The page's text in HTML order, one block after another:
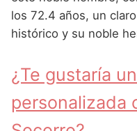
Nombres de
Nombres de
Nombres de
Nombres de
Nombres de
Nombres
Nombres
Nombres
Nombres
los 72.4 años, un
histórico y su noble
¿Te gustaría
personalizada